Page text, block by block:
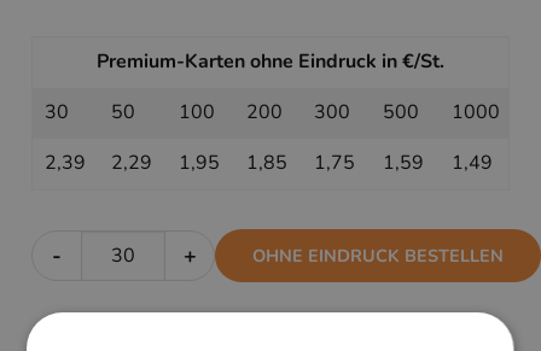
Premium-Karten ohne Eindruck in €/St.
30
50 100 200 300 500
1000
2,39
2,29 1,95 1,85 1,75 1,59 1,49
- + OHNE EINDRUCK BESTELLEN